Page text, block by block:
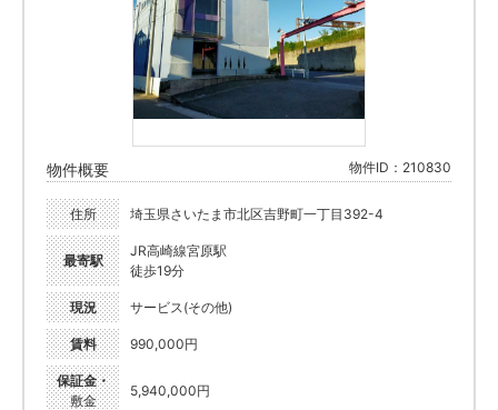
物件概要 物件ID：210830
住所 埼玉県さいたま市北区吉野町一丁目392-4
最寄駅
JR高崎線宮原駅
徒歩19分
現況 サービス(その他)
賃料 990,000円
保証金・
敷金
5,940,000円